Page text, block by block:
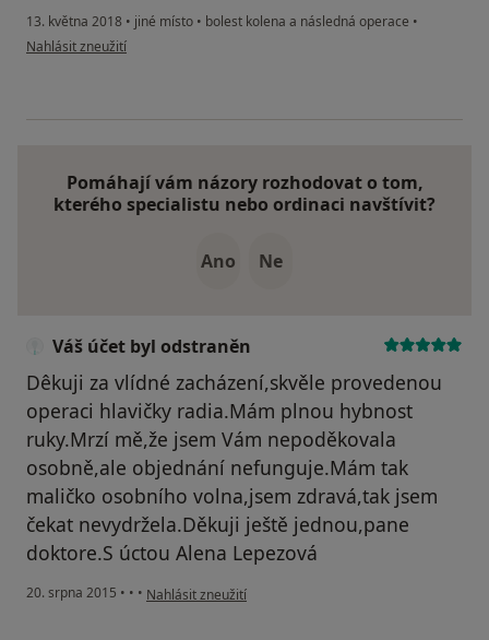
13. května 2018 • jiné místo • bolest kolena a následná operace •
podle názoru uživatele Váš účet byl odstraněn
Nahlásit zneužití
Pomáhají vám názory rozhodovat o tom,
kterého specialistu nebo ordinaci navštívit?
Ano Ne
Váš účet byl odstraněn
Dêkuji za vlídné zacházení,skvěle provedenou
operaci hlavičky radia.Mám plnou hybnost
ruky.Mrzí mě,že jsem Vám nepoděkovala
osobně,ale objednání nefunguje.Mám tak
maličko osobního volna,jsem zdravá,tak jsem
čekat nevydržela.Děkuji ještě jednou,pane
doktore.S úctou Alena Lepezová
20. srpna 2015 • • • podle názoru uživatele Váš účet byl odstraněn
Nahlásit zneužití